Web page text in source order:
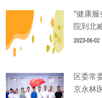
“健康
院到北
2023-06-02
区委常
京永林